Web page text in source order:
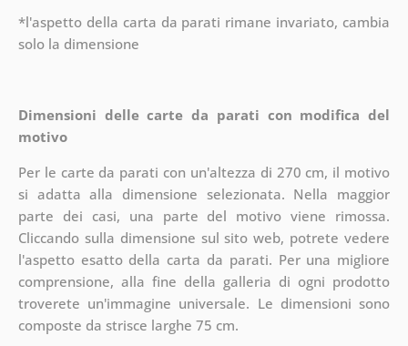
*l'aspetto della carta da parati rimane invariato, cambia
solo la dimensione
Dimensioni delle carte da parati con modifica del
motivo
Per le carte da parati con un'altezza di 270 cm, il motivo
si adatta alla dimensione selezionata. Nella maggior
parte dei casi, una parte del motivo viene rimossa.
Cliccando sulla dimensione sul sito web, potrete vedere
l'aspetto esatto della carta da parati. Per una migliore
comprensione, alla fine della galleria di ogni prodotto
troverete un'immagine universale. Le dimensioni sono
composte da strisce larghe 75 cm.